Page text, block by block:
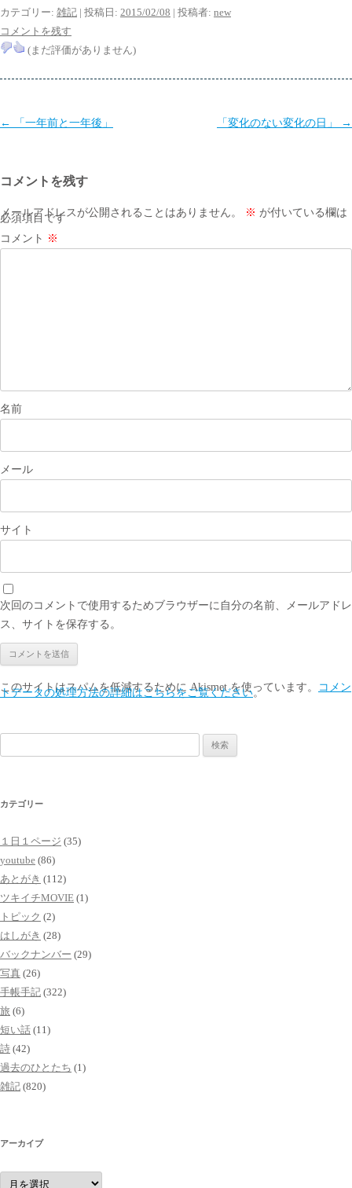
カテゴリー: 雑記 | 投稿日: 2015/02/08 | 投稿者: new
コメントを残す
(まだ評価がありません)
投
ビ
ゲ
ー
← 「一年前と一年後」 「変化のない変化の日」 →
コメントを残す
メールアドレスが公開されることはありません。 ※ が付いている欄は
必須項目です
コメント ※
名前
メール
サイト
次回のコメントで使用するためブラウザーに自分の名前、メールアドレ
ス、サイトを保存する。
このサイトはスパムを低減するために Akismet を使っています。 コメン
トデータの処理方法の詳細はこちらをご覧ください。
索:
カテゴリー
１日１ページ (35)
youtube (86)
あとがき (112)
ツキイチMOVIE (1)
トピック (2)
はしがき (28)
バックナンバー (29)
写真 (26)
手帳手記 (322)
旅 (6)
短い話 (11)
詩 (42)
過去のひとたち (1)
雑記 (820)
アーカイブ
ア